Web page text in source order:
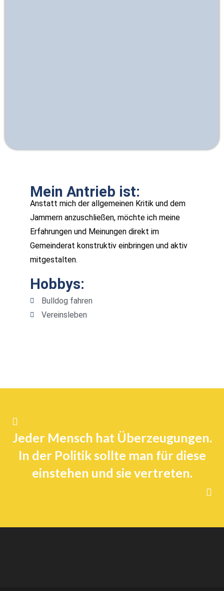
Mein Antrieb ist:
Anstatt mich der allgemeinen Kritik und dem
Jammern anzuschließen, möchte ich meine
Erfahrungen und Meinungen direkt im
Gemeinderat konstruktiv einbringen und aktiv
mitgestalten.
Hobbys:
Bulldog fahren
Vereinsleben
Jeder Mensch hat Überzeugungen.
In der Politik sollte man für diese
einstehen und sie vertreten.